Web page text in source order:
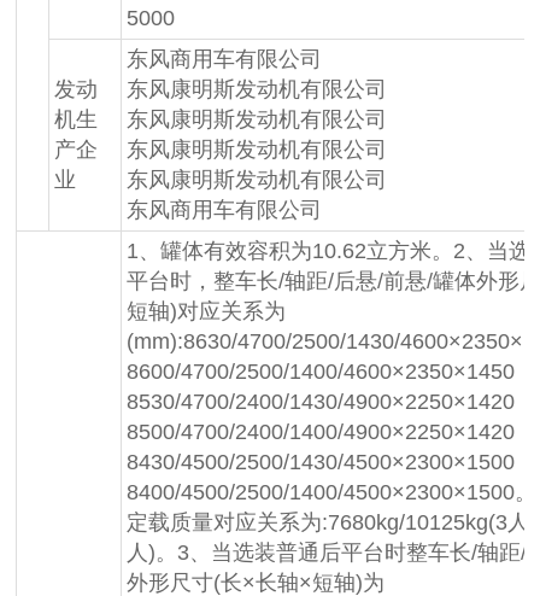
5000
发动
机生
产企
业
东风商用车有限公司
东风康明斯发动机有限公司
东风康明斯发动机有限公司
东风康明斯发动机有限公司
东风康明斯发动机有限公司
东风商用车有限公司
1、罐体有效容积为10.62立方米。2、当选
平台时，整车长/轴距/后悬/前悬/罐体外形
短轴)对应关系为
(mm):8630/4700/2500/1430/
8600/4700/2500/1400/4600×2350×1450；
8530/4700/2400/1430/4900×2250×1420；
8500/4700/2400/1400/4900×2250×1420；
8430/4500/2500/1430/4500×2300×1500；
8400/4500/2500/1400/4500×2300×1500
定载质量对应关系为:7680kg/10125kg(3人
人)。3、当选装普通后平台时整车长/轴距/
外形尺寸(长×长轴×短轴)为